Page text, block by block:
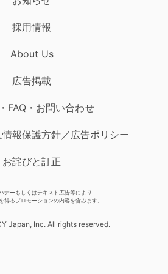
採用情報
About Us
広告掲載
FAQ・お問い合わせ
報保護方針／広告ポリシー
お詫びと訂正
ナーもしくはテキスト広告等により
得るプロモーションの内容を含みます。
Japan, Inc. All rights reserved.